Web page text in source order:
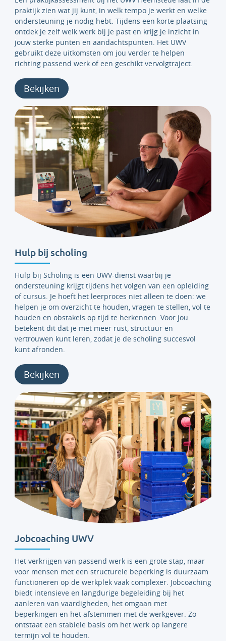
praktijk zien wat jij kunt, in welk tempo je werkt en welke
ondersteuning je nodig hebt. Tijdens een korte plaatsing
ontdek je zelf welk werk bij je past en krijg je inzicht in
jouw sterke punten en aandachtspunten. Het UWV
gebruikt deze uitkomsten om jou verder te helpen
richting passend werk of een geschikt vervolgtraject.
Bekijken
Hulp bij scholing
Hulp bij Scholing is een UWV-dienst waarbij je
ondersteuning krijgt tijdens het volgen van een opleiding
of cursus. Je hoeft het leerproces niet alleen te doen: we
helpen je om overzicht te houden, vragen te stellen, vol te
houden en obstakels op tijd te herkennen. Voor jou
betekent dit dat je met meer rust, structuur en
vertrouwen kunt leren, zodat je de scholing succesvol
kunt afronden.
Bekijken
Jobcoaching UWV
Het verkrijgen van passend werk is een grote stap, maar
voor mensen met een structurele beperking is duurzaam
functioneren op de werkplek vaak complexer. Jobcoaching
biedt intensieve en langdurige begeleiding bij het
aanleren van vaardigheden, het omgaan met
beperkingen en het afstemmen met de werkgever. Zo
ontstaat een stabiele basis om het werk op langere
termijn vol te houden.